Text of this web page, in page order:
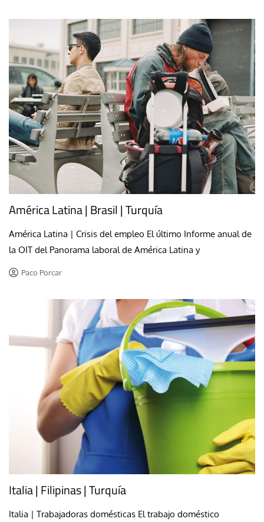
América Latina | Brasil | Turquía
América Latina | Crisis del empleo El último Informe anual de
la OIT del Panorama laboral de América Latina y
Paco Porcar
Italia | Filipinas | Turquía
Italia | Trabajadoras domésticas El trabajo doméstico